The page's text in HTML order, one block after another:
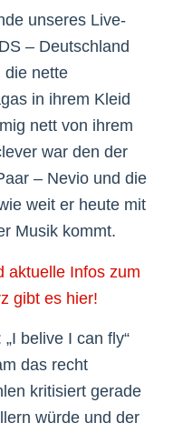
unseres Live-
– Deutschland
die nette
in ihrem Kleid
nett von ihrem
war den der
– Nevio und die
weit er heute mit
Musik kommt.
aktuelle Infos zum
gibt es hier!
belive I can fly“
das recht
kritisiert gerade
würde und der